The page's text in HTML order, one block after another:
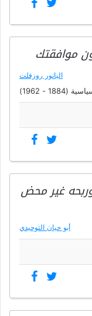
موافقتك
اليانور روزفلت
- 1962)
غير محض
أبو حيان التوحيدي